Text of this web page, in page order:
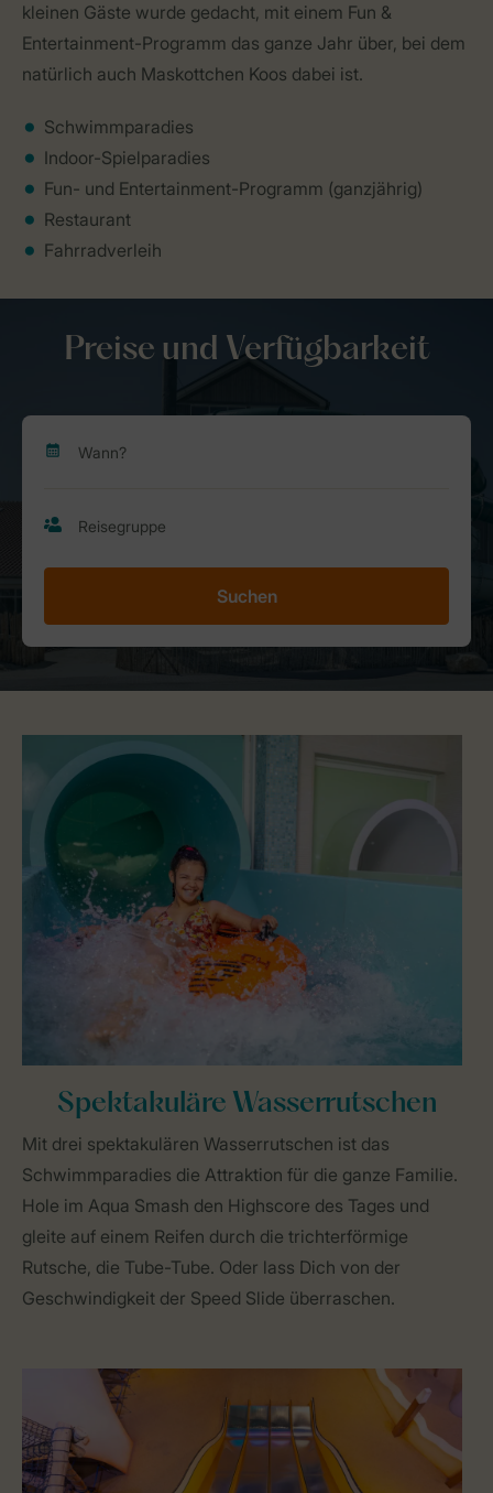
kleinen Gäste wurde gedacht, mit einem Fun &
Entertainment-Programm das ganze Jahr über, bei dem
natürlich auch Maskottchen Koos dabei ist.
Schwimmparadies
Indoor-Spielparadies
Fun- und Entertainment-Programm (ganzjährig)
Restaurant
Fahrradverleih
Preise und Verfügbarkeit
Suchen
Spektakuläre Wasserrutschen
Mit drei spektakulären Wasserrutschen ist das
Schwimmparadies die Attraktion für die ganze Familie.
Hole im Aqua Smash den Highscore des Tages und
gleite auf einem Reifen durch die trichterförmige
Rutsche, die Tube-Tube. Oder lass Dich von der
Geschwindigkeit der Speed Slide überraschen.